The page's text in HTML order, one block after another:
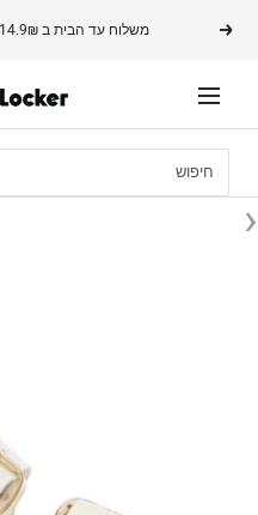
לתוכןהקודם משלוח עד הבית ב 14.9₪ או חינם ברכישה מעל 199₪
ניווט
‹